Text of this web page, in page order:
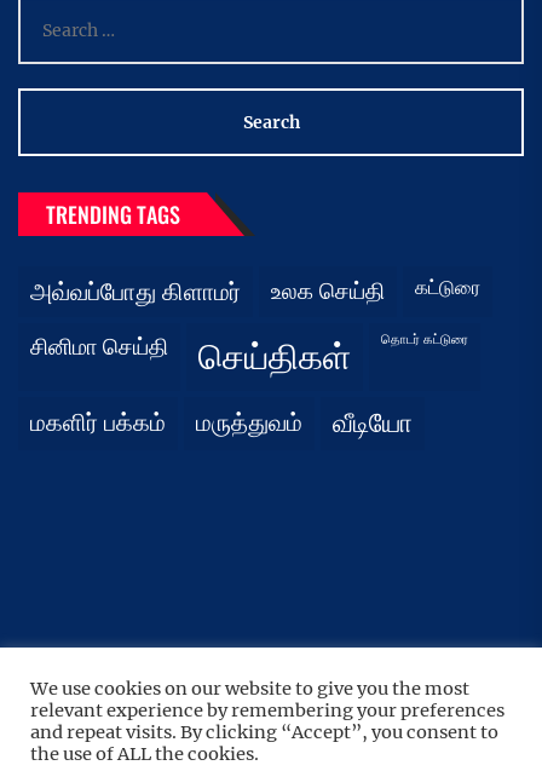
for:
TRENDING TAGS
அவ்வப்போது கிளாமர் உலக செய்தி கட்டுரை
சினிமா செய்தி செய்திகள் தொடர் கட்டுரை
மகளிர் பக்கம் மருத்துவம் வீடியோ
UP↑
Copyright © 2026 நிதர்சனம்.All rights reserved.
Theme: BoundlessNews ByThemeinwp.
We use cookies on our website to give you the most
relevant experience by remembering your preferences
and repeat visits. By clicking “Accept”, you consent to
the use of ALL the cookies.